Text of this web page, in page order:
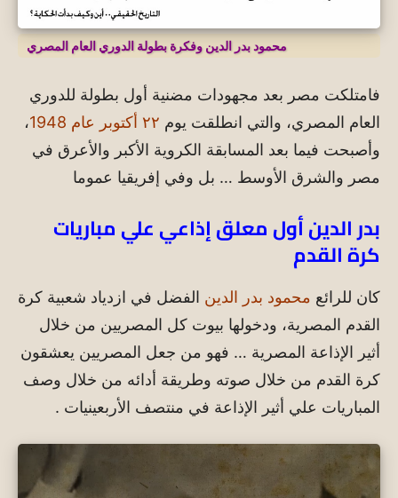
محمود بدر الدين وفكرة بطولة الدوري العام المصري
فامتلكت مصر بعد مجهودات مضنية أول بطولة للدوري
العام المصري، والتي انطلقت يوم ٢٢ أكتوبر عام 1948
،
وأصبحت فيما بعد المسابقة الكروية الأكبر والأعرق في
مصر والشرق الأوسط … بل وفي إفريقيا عموما
بدر الدين أول معلق إذاعي علي مباريات
كرة القدم
كان للرائع محمود بدر الدين الفضل في ازدياد شعبية كرة
القدم المصرية، ودخولها بيوت كل المصريين من خلال
أثير الإذاعة المصرية … فهو من جعل المصريين يعشقون
كرة القدم من خلال صوته وطريقة أدائه من خلال وصف
المباريات علي أثير الإذاعة في منتصف الأربعينيات .